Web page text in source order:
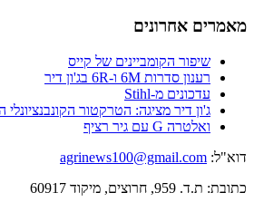
מאמרים אחרונים
שיפור הקומביינים של קייס
רענון סדרות 6M ו-6R בג'ון דיר
עדכונים מ-Stihl
ג'ון דיר מציגה: הטרקטור הקונבנציונלי
ואלטרה G עם גיר רציף
דוא"ל: agrinews100@gmail.com
כתובת: ת.ד. 959, חרוצים, מיקוד 60917